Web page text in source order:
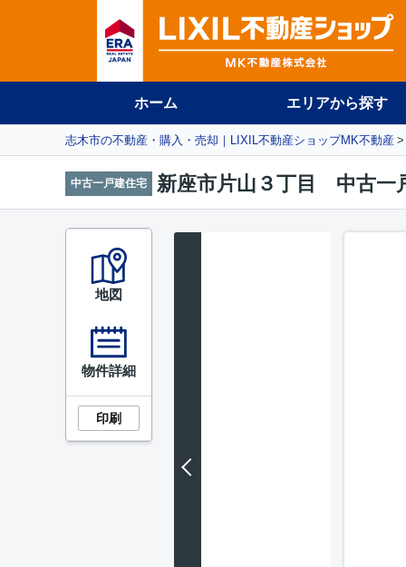
ホーム エリアから探す
志木市の不動産・購入・売却｜LIXIL不動産ショップMK不動産
中古一戸建住宅 新座市片山３丁目 中古一
地図
物件詳細
印刷